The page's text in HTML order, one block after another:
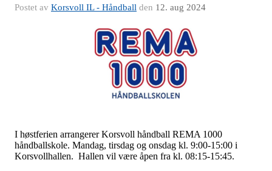
Postet av Korsvoll IL - Håndball den 12. aug 2024
I høstferien arrangerer Korsvoll håndball REMA 1000
håndballskole. Mandag, tirsdag og onsdag kl. 9:00-15:00 i
Korsvollhallen. Hallen vil være åpen fra kl. 08:15-15:45.